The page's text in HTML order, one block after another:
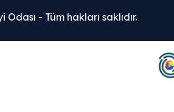
- Tüm hakları saklıdır.